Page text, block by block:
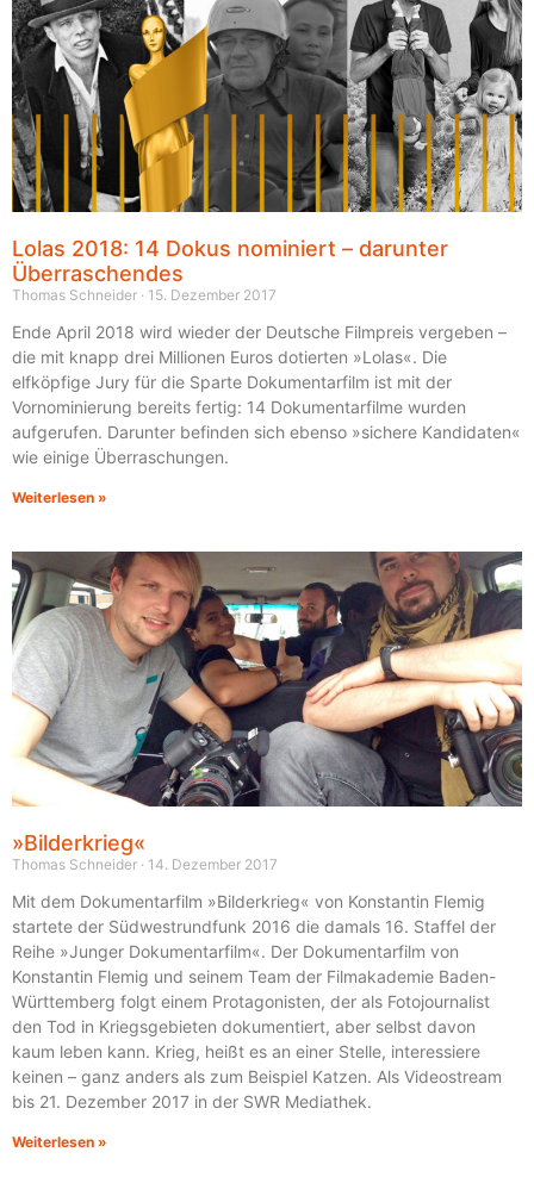
Lolas 2018: 14 Dokus nominiert – darunter
Überraschendes
Thomas Schneider 15. Dezember 2017
Ende April 2018 wird wieder der Deutsche Filmpreis vergeben –
die mit knapp drei Millionen Euros dotierten »Lolas«. Die
elfköpfige Jury für die Sparte Dokumentarfilm ist mit der
Vornominierung bereits fertig: 14 Dokumentarfilme wurden
aufgerufen. Darunter befinden sich ebenso »sichere Kandidaten«
wie einige Überraschungen.
Weiterlesen »
»Bilderkrieg«
Thomas Schneider 14. Dezember 2017
Mit dem Dokumentarfilm »Bilderkrieg« von Konstantin Flemig
startete der Südwestrundfunk 2016 die damals 16. Staffel der
Reihe »Junger Dokumentarfilm«. Der Dokumentarfilm von
Konstantin Flemig und seinem Team der Filmakademie Baden-
Württemberg folgt einem Protagonisten, der als Fotojournalist
den Tod in Kriegsgebieten dokumentiert, aber selbst davon
kaum leben kann. Krieg, heißt es an einer Stelle, interessiere
keinen – ganz anders als zum Beispiel Katzen. Als Videostream
bis 21. Dezember 2017 in der SWR Mediathek.
Weiterlesen »